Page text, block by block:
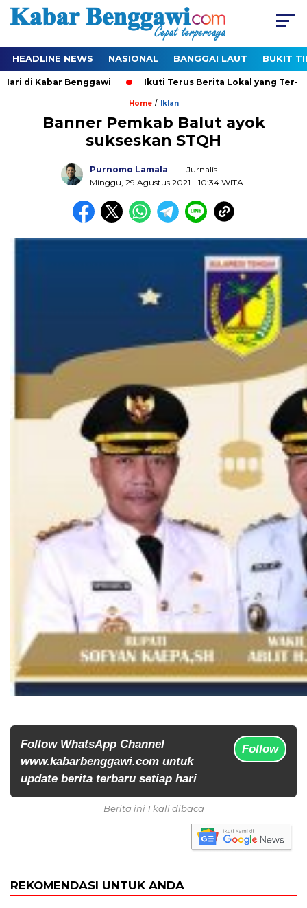
HEADLINE NEWS NASIONAL BANGGAI LAUT BUKIT
Benggawi Ikuti Terus Berita Lokal yang Ter-Update
Home/ Iklan
Banner Pemkab Balut ayok
sukseskan STQH
Purnomo Lamala
- Jurnalis
Minggu, 29 Agustus 2021 - 10:34 WITA
Follow WhatsApp Channel
www.kabarbenggawi.com untuk
update berita terbaru setiap hari
Follow
Berita ini 1 kali dibaca
REKOMENDASI UNTUK ANDA